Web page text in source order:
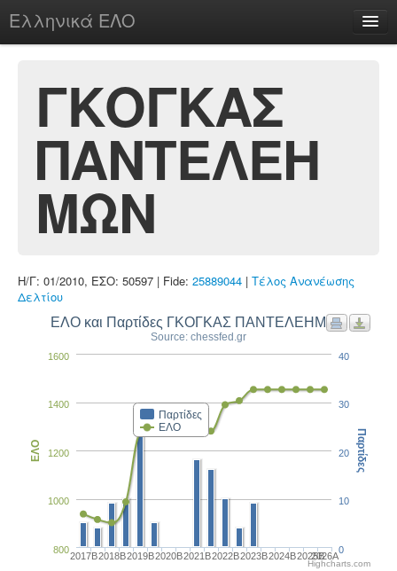
Ελληνικά ΕΛΟ
chesstu.be @ discord
Login
ΓΚΟΓΚΑΣ
ΠΑΝΤΕΛΕΗ
ΜΩΝ
Η/Γ: 01/2010, ΕΣΟ: 50597 | Fide: 25889044 | Τέλος Ανανέωσης
Δελτίου
ΕΛΟ και Παρτίδες ΓΚΟΓΚΑΣ ΠΑΝΤΕΛΕΗΜΩΝ
Source: chessfed.gr
Παρτίδες
ΕΛΟ
2017B2018B2019B2020B2021B2022B2023B2024B2025B2026A
800
1000
1200
1400
1600
ΕΛΟ
0
10
20
30
40
Παρτίδες
Highcharts.com